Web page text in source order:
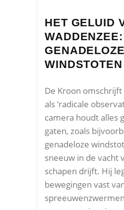
HET GELUID
WADDENZEE:
GENADELOZE
WINDSTOTEN
De Kroon
als ‘radicale
camera houdt alles
gaten, zoals
genadeloze
sneeuw in de vacht
schapen drijft. Hij
bewegingen vast